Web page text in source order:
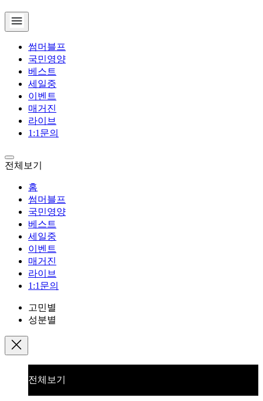
썸머블프
국민영양
베스트
세일중
이벤트
매거진
라이브
1:1문의
전체보기
홈
썸머블프
국민영양
베스트
세일중
이벤트
매거진
라이브
1:1문의
고민별
성분별
전체보기